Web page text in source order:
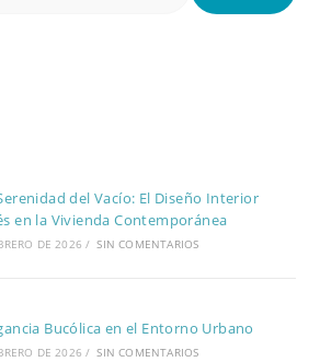
del Vacío: El Diseño Interior
en la Vivienda Contemporánea
DE 2026 / SIN COMENTARIOS
Bucólica en el Entorno Urbano
DE 2026 / SIN COMENTARIOS